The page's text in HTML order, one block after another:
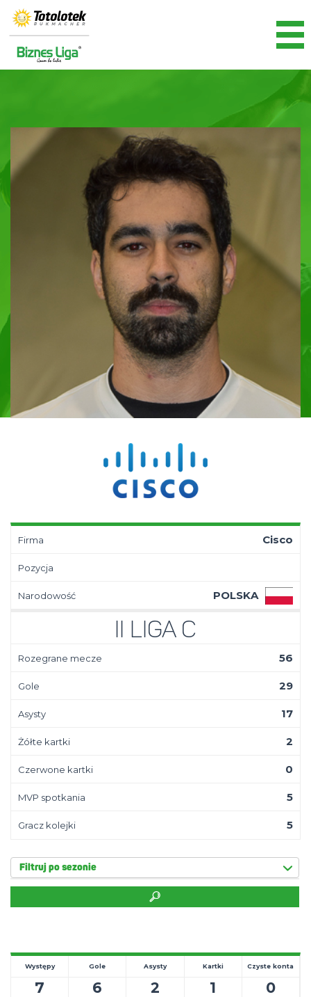
Firma Cisco
Pozycja
Narodowość POLSKA
II Liga C
Rozegrane mecze 56
Gole 29
Asysty 17
Żółte kartki 2
Czerwone kartki 0
MVP spotkania 5
Gracz kolejki 5
Filtruj po sezonie
Występy
7
Gole
6
Asysty
2
Kartki
1
Czyste konta
0